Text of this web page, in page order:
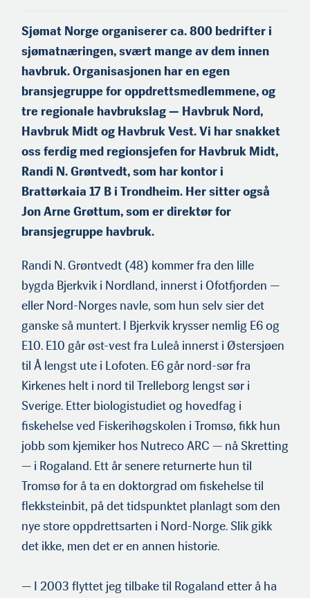
Randi Nygaard Grøntvedt har en doktorgrad i fiskeimmunologi fra
tiden i Nofima. I løpet av sin 25 år lange fartstid i sjømatnæringen har
hun jobbet i fôrindustrien, oppdrettsnæringen, universitet- og
instituttsektoren og konsulentbransjen. Nå er hun regionsjef i Sjømat
Sjømat Norge organiserer ca. 800 bedrifter i
sjømatnæringen, svært mange av dem innen
havbruk. Organisasjonen har en egen
bransjegruppe for oppdrettsmedlemmene, og
tre regionale havbruks­lag — Havbruk Nord,
Havbruk Midt og Havbruk Vest. Vi har snakket
oss ferdig med regionsjefen for Havbruk Midt,
Randi N. Grøntvedt, som har kontor i
Brattørkaia 17 B i Trondheim. Her sitter også
Jon Arne Grøttum, som er direktør for
bransjegruppe havbruk.
Randi N. Grøntvedt (48) kommer fra den lille
bygda Bjerkvik i Nordland, innerst i Ofotfjorden —
eller Nord-Norges navle, som hun selv sier det
ganske så muntert. I Bjerkvik krysser nemlig E6 og
E10. E10 går øst-vest fra Luleå innerst i Østersjøen
til Å lengst ute i Lofoten. E6 går nord-sør fra
Kirkenes helt i nord til Trelleborg lengst sør i
Sverige. Etter biologistudiet og hovedfag i
fiskehelse ved Fiskerihøgskolen i Tromsø, fikk hun
jobb som kjemiker hos Nutreco ARC — nå Skretting
— i Rogaland. Ett år senere returnerte hun til
Tromsø for å ta en doktorgrad om fiskehelse til
flekksteinbit, på det tidspunktet planlagt som den
nye store oppdrettsarten i Nord-Norge. Slik gikk
det ikke, men det er en annen historie.
— I 2003 flyttet jeg tilbake til Rogaland etter å ha